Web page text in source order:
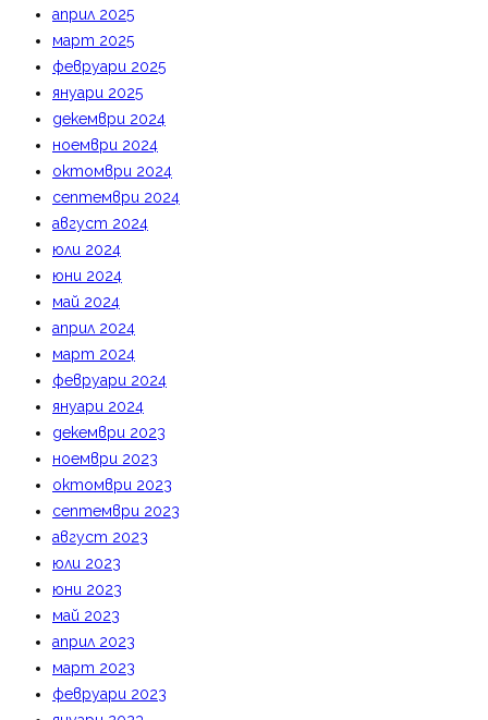
април 2025
март 2025
февруари 2025
януари 2025
декември 2024
ноември 2024
октомври 2024
септември 2024
август 2024
юли 2024
юни 2024
май 2024
април 2024
март 2024
февруари 2024
януари 2024
декември 2023
ноември 2023
октомври 2023
септември 2023
август 2023
юли 2023
юни 2023
май 2023
април 2023
март 2023
февруари 2023